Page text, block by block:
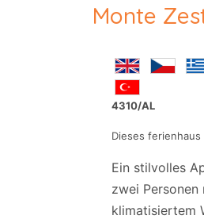
Monte
4310/AL
Dieses ferienhaus
Ein stilvolles
zwei
klimatisiertem